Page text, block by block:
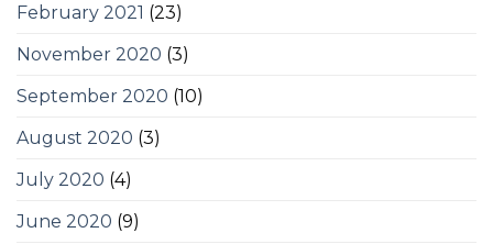
February 2021 (23)
November 2020 (3)
September 2020 (10)
August 2020 (3)
July 2020 (4)
June 2020 (9)